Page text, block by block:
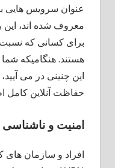
عنوان سرویس
معروف شده اند،
برای کسانی که
این چنینی در می
حفاظت آنلاین کامل
امنیت و
افراد و سازمان